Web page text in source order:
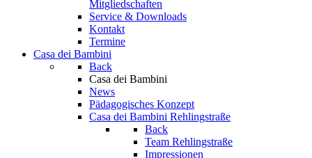
Mitgliedschaften
Service & Downloads
Kontakt
Termine
Casa dei Bambini
Back
Casa dei Bambini
News
Pädagogisches Konzept
Casa dei Bambini Rehlingstraße
Back
Team Rehlingstraße
Impressionen